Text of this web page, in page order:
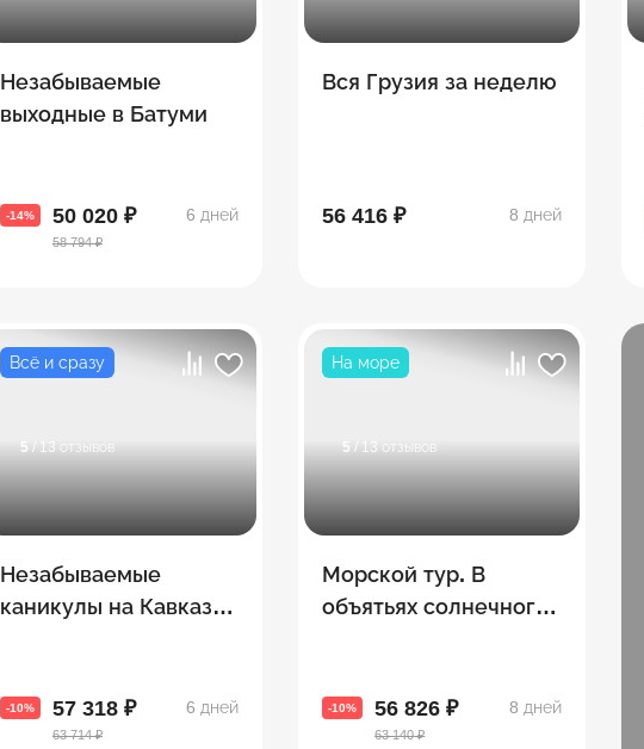
Незабываемые
выходные в Батуми
-14% 50 020 ₽
58 794 ₽
6 дней
Вся Грузия за неделю
56 416 ₽ 8 дней
Всё и сразу
5 / 13 отзывов
Незабываемые
каникулы на Кавказе.
-10% 57 318 ₽
63 714 ₽
6 дней
На море
5 / 13 отзывов
Морской тур. В
объятьях солнечного
-10% 56 826 ₽
63 140 ₽
8 дней